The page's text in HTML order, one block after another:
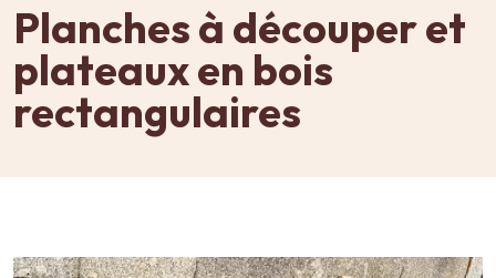
Planches à découper et
plateaux en bois
rectangulaires